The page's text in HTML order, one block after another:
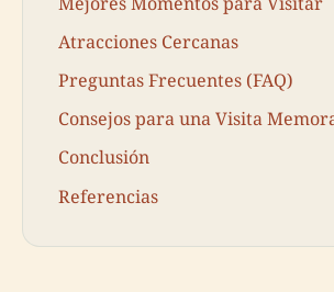
Atracciones Cercanas
Preguntas Frecuentes (FAQ)
Consejos para una Visita
Conclusión
Referencias